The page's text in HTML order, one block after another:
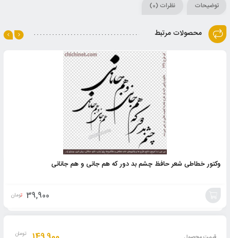
توضیحات نظرات (0)
محصولات مرتبط
وکتور خطاطی شعر حافظ چشم بد دور که هم جانی و هم جانانی
39,900 تومان
به
تومان